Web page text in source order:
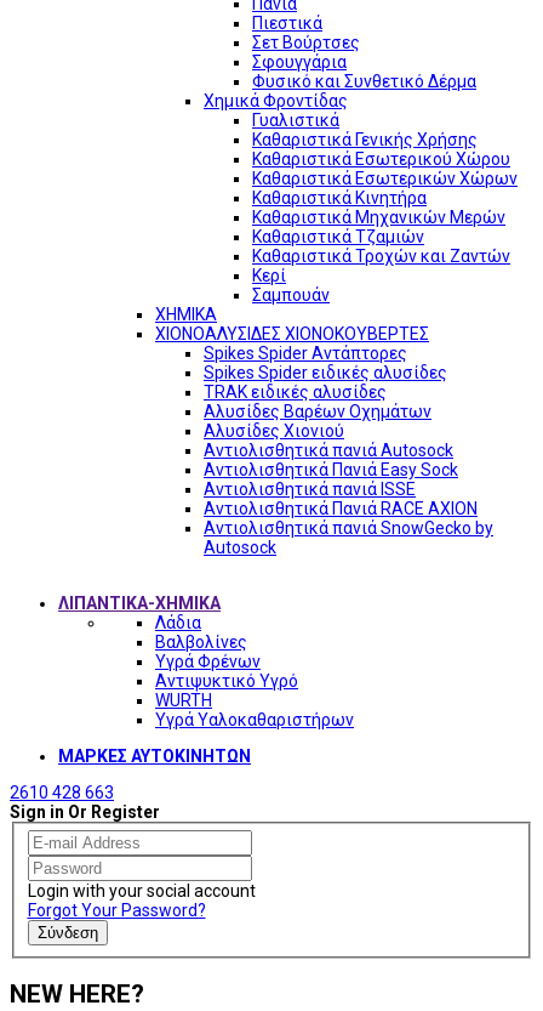
Πιεστικά
Σετ Βούρτσες
Σφουγγάρια
Φυσικό και Συνθετικό Δέρμα
Χημικά Φροντίδας
Γυαλιστικά
Καθαριστικά Γενικής Χρήσης
Καθαριστικά Εσωτερικού Χώρου
Καθαριστικά Εσωτερικών Χώρων
Καθαριστικά Κινητήρα
Καθαριστικά Μηχανικών Μερών
Καθαριστικά Τζαμιών
Καθαριστικά Τροχών και Ζαντών
Κερί
Σαμπουάν
ΧΗΜΙΚΑ
ΧΙΟΝΟΑΛΥΣΙΔΕΣ ΧΙΟΝΟΚΟΥΒΕΡΤΕΣ
Spikes Spider Αντάπτορες
Spikes Spider ειδικές αλυσίδες
TRAK ειδικές αλυσίδες
Αλυσίδες Βαρέων Οχημάτων
Αλυσίδες Χιονιού
Αντιολισθητικά πανιά Autosock
Αντιολισθητικά Πανιά Easy Sock
Αντιολισθητικά πανιά ISSE
Αντιολισθητικά Πανιά RACE AXION
Αντιολισθητικά πανιά SnowGecko by
Autosock
ΛΙΠΑΝΤΙΚΑ-ΧΗΜΙΚΑ
Λάδια
Βαλβολίνες
Υγρά Φρένων
Αντιψυκτικό Υγρό
WURTH
Υγρά Υαλοκαθαριστήρων
ΜΑΡΚΕΣ ΑΥΤΟΚΙΝΗΤΩΝ
2610 428 663
Sign in Or Register
Login with your social account
Forgot Your Password?
Σύνδεση
NEW HERE?